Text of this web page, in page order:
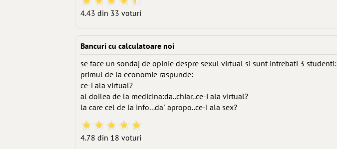
4.43 din 33 voturi
Bancuri cu calculatoare noi
se face un sondaj de opinie despre sexul virtual si sunt intrebati 3 studenti:
primul de la economie raspunde:
ce-i ala virtual?
al doilea de la medicina:da..chiar..ce-i ala virtual?
la care cel de la info...da` apropo..ce-i ala sex?
4.78 din 18 voturi